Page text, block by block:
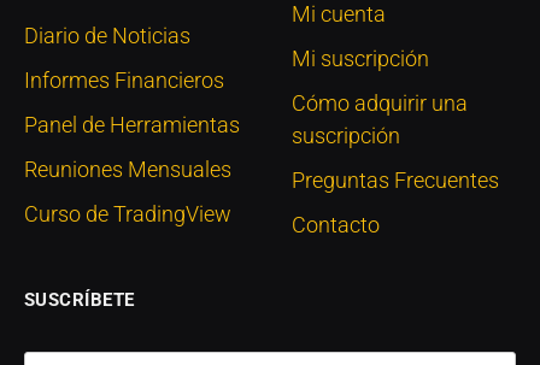
Diario de Noticias
Informes Financieros
Panel de Herramientas
Reuniones Mensuales
Curso de TradingView
Mi cuenta
Mi suscripción
Cómo adquirir una
suscripción
Preguntas Frecuentes
Contacto
SUSCRÍBETE